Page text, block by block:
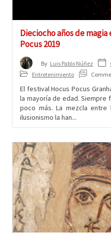
Dieciocho años de
Pocus 2019
By Luis Pablo Núñez
Entretenimiento
El festival Hocus Pocus
la mayoría de edad. Siempre
poco más. La mezcla
ilusionismo la han...